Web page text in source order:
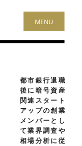
MENU
都市銀行退職
後に暗号資産
関連スタート
アップの創業
メンバーとし
て業界調査や
相場分析に従